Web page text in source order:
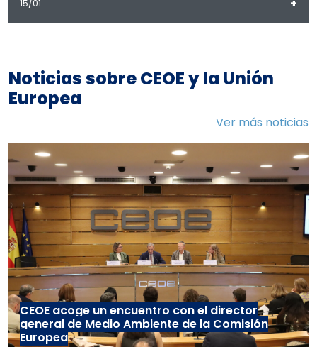
15/01 +
Noticias sobre CEOE y la Unión
Europea
Ver más noticias
CEOE acoge un encuentro con el director
general de Medio Ambiente de la Comisión
Europea